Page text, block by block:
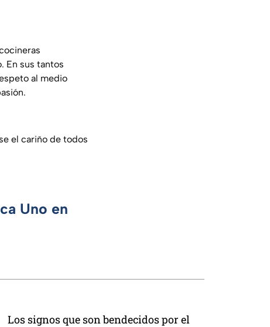
En sus tantos
al medio
el cariño de todos
Uno en
Los signos que son bendecidos por el